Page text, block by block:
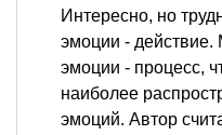
Интересно, но
эмоции -
эмоции - процесс,
наиболее
эмоций. Автор